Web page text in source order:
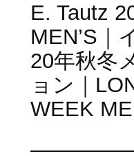
E. Tautz
MEN’S｜
20年秋冬
ョン｜
WEEK